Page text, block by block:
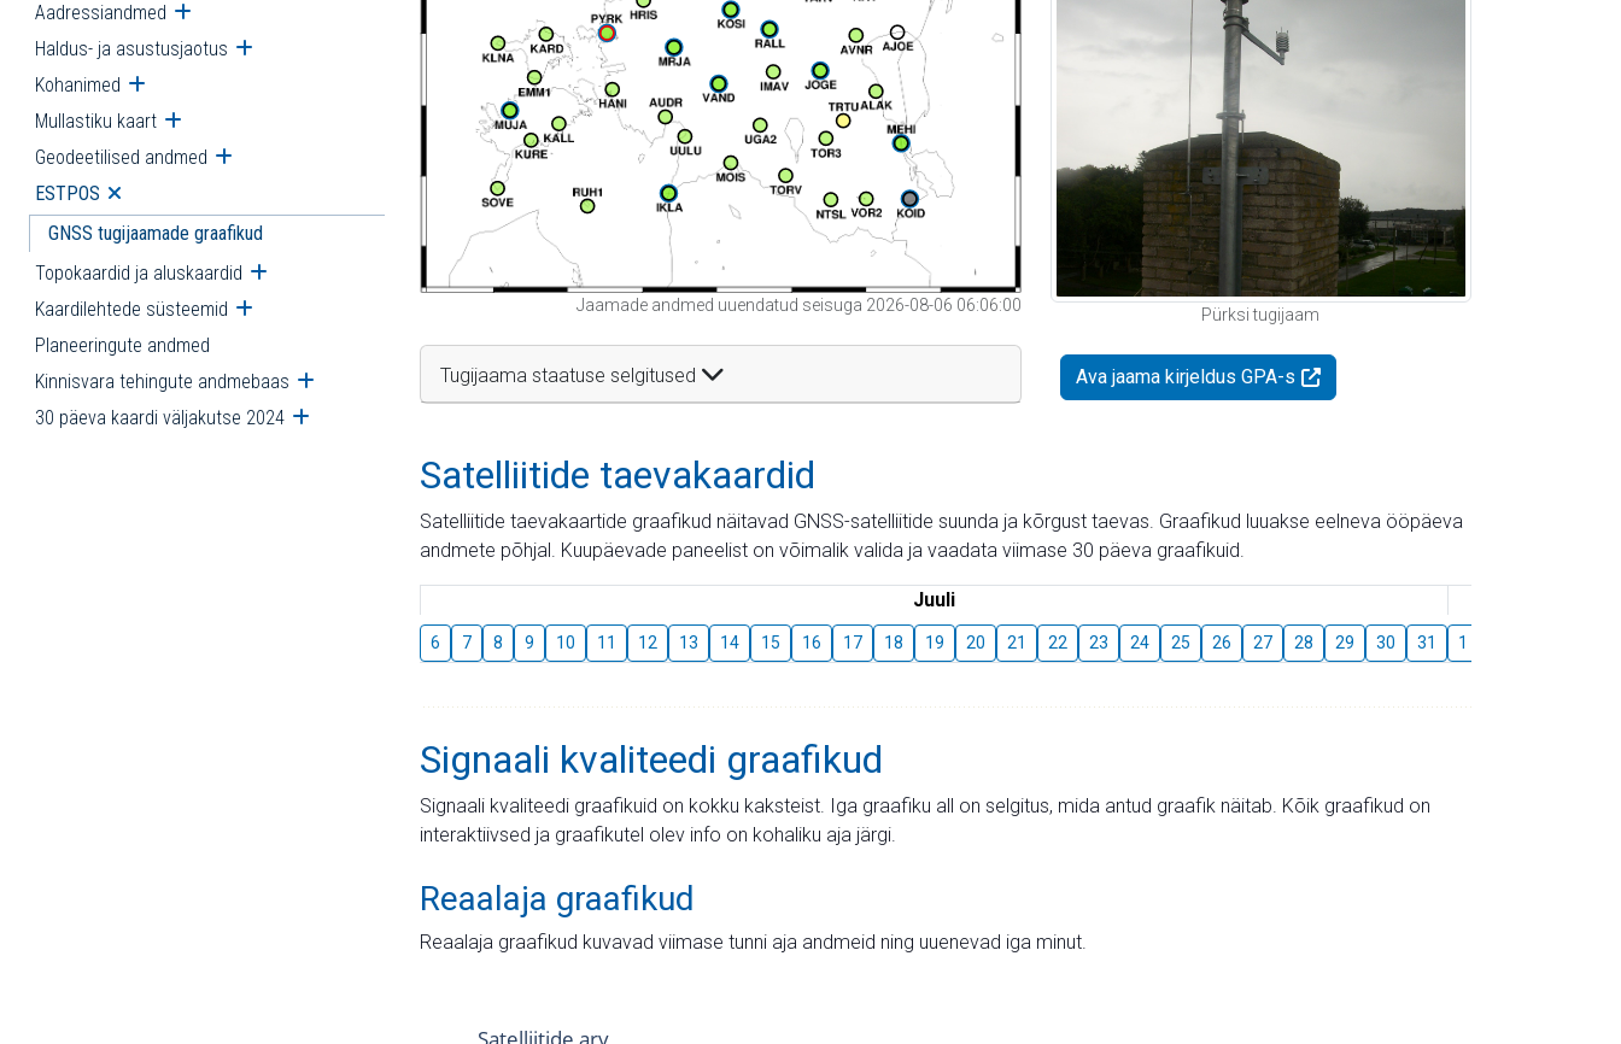
Aadressiandmed Ava alammenüü
Haldus- ja asustusjaotus Ava alammenüü
Kohanimed Ava alammenüü
Mullastiku kaart Ava alammenüü
Geodeetilised andmed Ava alammenüü
ESTPOS Ava alammenüü
GNSS tugijaamade graafikud
Topokaardid ja aluskaardid Ava alammenüü
Kaardilehtede süsteemid Ava alammenüü
Planeeringute andmed
Kinnisvara tehingute andmebaas Ava alammenüü
30 päeva kaardi väljakutse 2024 Ava alammenüü
Jaamade andmed uuendatud seisuga 2026-08-06 06:06:00
Tugijaama staatuse selgitused
Pürksi tugijaam
Ava jaama kirjeldus GPA-s
Satelliitide taevakaardid
Satelliitide taevakaartide graafikud näitavad GNSS-satelliitide suunda ja kõrgust taevas. Graafikud luuakse eelneva ööpäeva
andmete põhjal. Kuupäevade paneelist on võimalik valida ja vaadata viimase 30 päeva graafikuid.
Juuli
6 7 8 9 10 11 12 13 14 15 16 17 18 19 20 21 22 23 24 25 26 27 28 29 30 31 1
Signaali kvaliteedi graafikud
Signaali kvaliteedi graafikuid on kokku kaksteist. Iga graafiku all on selgitus, mida antud graafik näitab. Kõik graafikud on
interaktiivsed ja graafikutel olev info on kohaliku aja järgi.
Reaalaja graafikud
Reaalaja graafikud kuvavad viimase tunni aja andmeid ning uuenevad iga minut.